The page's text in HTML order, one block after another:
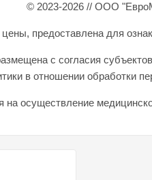
© 2023-2026 // ООО
предоставлена для
с согласия
в отношении обработки
на осуществление